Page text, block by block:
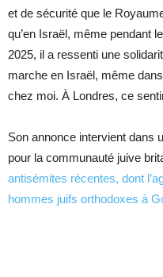
et de sécurité que le
qu’en Israël, même pendant
2025, il a ressenti une
marche en Israël, même
chez moi. À Londres, ce
Son annonce intervient dans
pour la communauté juive
antisémites récentes, dont
hommes juifs orthodoxes à